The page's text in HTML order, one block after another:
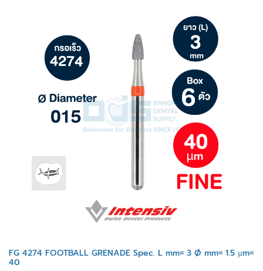
FG 4274 FOOTBALL GRENADE Spec. L mm= 3 Ø mm= 1.5 µm=
40